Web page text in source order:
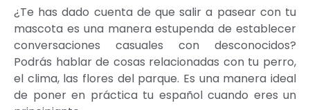
¿Te has dado cuenta de que salir a pasear con tu
mascota es una manera estupenda de establecer
conversaciones casuales con desconocidos?
Podrás hablar de cosas relacionadas con tu perro,
el clima, las flores del parque. Es una manera ideal
de poner en práctica tu español cuando eres un